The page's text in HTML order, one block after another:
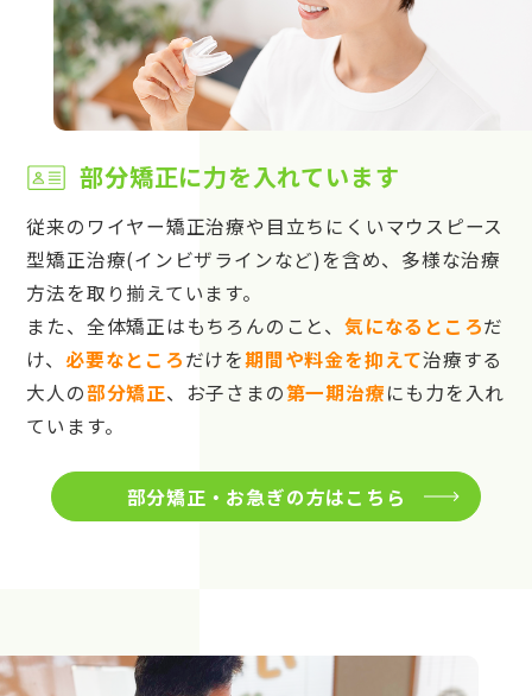
部分矯正に力を入れています
従来のワイヤー矯正治療や目立ちにくいマウスピース
型矯正治療(インビザラインなど)を含め、多様な治療
方法を取り揃えています。
また、全体矯正はもちろんのこと、 気になるところだ
け、 必要なところだけを期間や料金を抑えて治療する
大人の部分矯正、お子さまの第一期治療にも力を入れ
ています。
部分矯正・お急ぎの方はこちら